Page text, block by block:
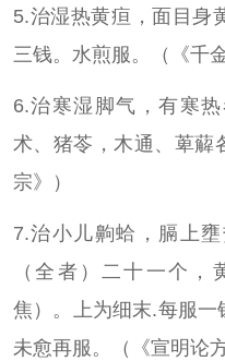
5.治湿热黄疸，面目身
三钱。水煎服。（《千
6.治寒湿脚气，有寒
术、猪苓，木通、萆薢
宗》）
7.治小儿齁蛤，膈上
（全者）二十一个
焦）。上为细末.每服一
未愈再服。（《宣明论